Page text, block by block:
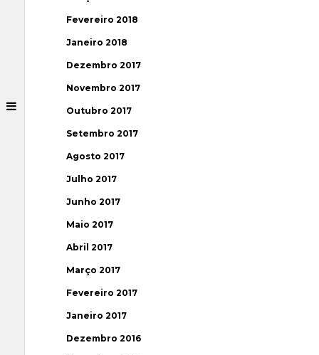
Fevereiro 2018
Janeiro 2018
Dezembro 2017
Novembro 2017
Outubro 2017
Setembro 2017
Agosto 2017
Julho 2017
Junho 2017
Maio 2017
Abril 2017
Março 2017
Fevereiro 2017
Janeiro 2017
Dezembro 2016